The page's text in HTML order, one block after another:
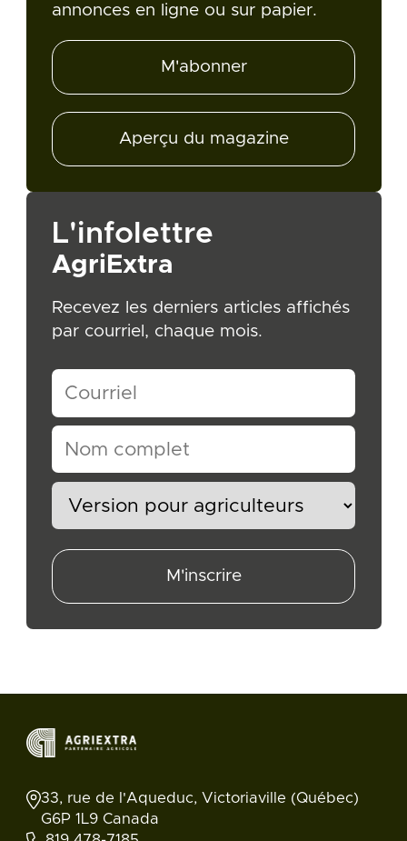
annonces en ligne ou sur papier.
M'abonner
Aperçu du magazine
L'infolettre
AgriExtra
Recevez les derniers articles affichés
par courriel, chaque mois.
M'inscrire
33, rue de l'Aqueduc, Victoriaville (Québec)
G6P 1L9 Canada